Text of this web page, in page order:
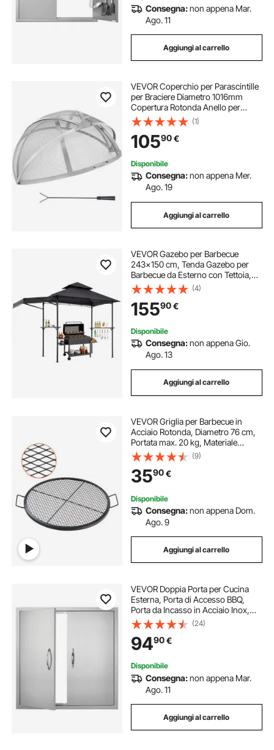
Consegna:non appena Mar.
Ago. 11
Aggiungi al carrello
VEVOR Coperchio per Parascintille
per Braciere Diametro 1016mm
Copertura Rotonda Anello per
Braciere da Esterno, Copertura in
Metallo per Braciere in Acciaio
Inossidabile da Cortile Giardino
Campeggio
(1)
10590€
Disponibile
Consegna:non appena Mer.
Ago. 19
Aggiungi al carrello
VEVOR Gazebo per Barbecue
243x150 cm, Tenda Gazebo per
Barbecue da Esterno con Tettoia,
Tetto a 2 Livelli, Copertura per BBQ
da Giardino in Acciaio Verniciato a
Polvere, per Grigliate, Feste, Picnic
(4)
15590€
Disponibile
Consegna:non appena Gio.
Ago. 13
Aggiungi al carrello
VEVOR Griglia per Barbecue in
Acciaio Rotonda, Diametro 76 cm,
Portata max. 20 kg, Materiale
Utensili per BBQ, Staffa a Forma di X
per Barbecue Braciere, Picnic,
Campeggio, Viaggio, Giardino,
Cortile
(9)
3590€
Disponibile
Consegna:non appena Dom.
Ago. 9
Aggiungi al carrello
VEVOR Doppia Porta per Cucina
Esterna, Porta di Accesso BBQ,
Porta da Incasso in Acciaio Inox,
Porta Verticale a Parete con
Maniglie, per Isola BBQ Stazione
per Grigliate, Mobile Esterno
790x790 mm
(24)
9490€
Disponibile
Consegna:non appena Mar.
Ago. 11
Aggiungi al carrello